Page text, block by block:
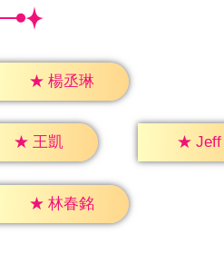
★ 楊丞琳
★ 王凱 ★ Jeff
★ 林春銘